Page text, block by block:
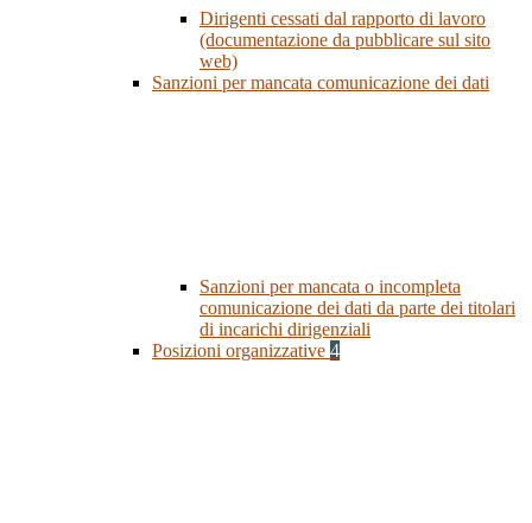
Dirigenti cessati dal rapporto di lavoro
(documentazione da pubblicare sul sito
web)
Sanzioni per mancata comunicazione dei dati
Sanzioni per mancata o incompleta
comunicazione dei dati da parte dei titolari
di incarichi dirigenziali
Posizioni organizzative 4